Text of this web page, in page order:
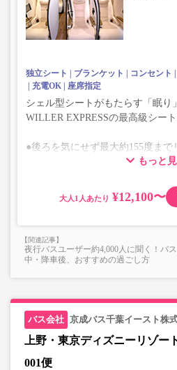
独立シート ブランケット コンセント
充電OK
座席指定
シェル型シートがもたらす「眠り
WILLER EXPRESSの最高級シート
●後ろを気にせず最大約155度まで
●座席・レッグレストが一体化し
もっと
大人 ¥12,100〜
夜行バスユーザー約4,000人に聞く！バ
中・降車後、おすすめの過ごし方
京成バス千葉イースト株
上野・東京ディズニーリゾ
001便